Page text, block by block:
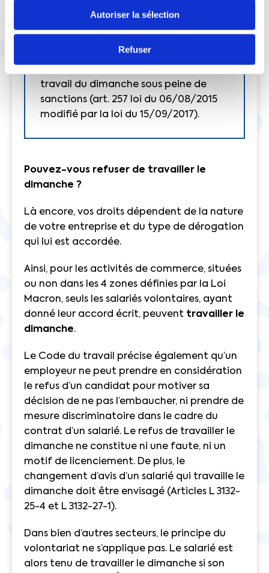
Autoriser la sélection
Refuser
doivent être couverts par un accord
contreparties. A défaut, ces
travail du dimanche sous peine de
sanctions (art. 257 loi du 06/08/2015
modifié par la loi du 15/09/2017).
Pouvez-vous refuser de travailler le
dimanche ?
Là encore, vos droits dépendent de la nature
de votre entreprise et du type de dérogation
qui lui est accordée.
Ainsi, pour les activités de commerce, situées
ou non dans les 4 zones définies par la Loi
Macron, seuls les salariés volontaires, ayant
donné leur accord écrit, peuvent travailler le
dimanche.
Le Code du travail précise également qu’un
employeur ne peut prendre en considération
le refus d’un candidat pour motiver sa
décision de ne pas l’embaucher, ni prendre de
mesure discriminatoire dans le cadre du
contrat d’un salarié. Le refus de travailler le
dimanche ne constitue ni une faute, ni un
motif de licenciement. De plus, le
changement d’avis d’un salarié qui travaille le
dimanche doit être envisagé (Articles L 3132-
25-4 et L 3132-27-1).
Dans bien d’autres secteurs, le principe du
volontariat ne s’applique pas. Le salarié est
alors tenu de travailler le dimanche si son